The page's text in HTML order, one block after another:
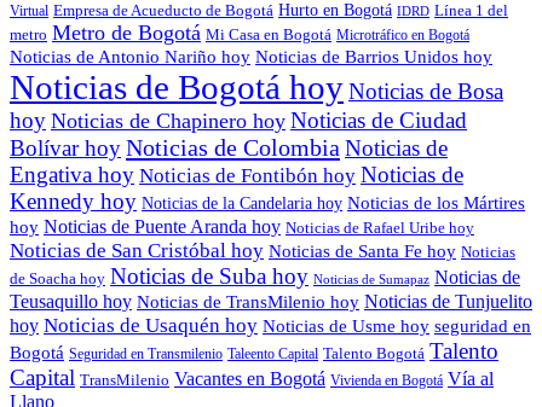
Virtual Empresa de Acueducto de Bogotá Hurto en Bogotá IDRD Línea 1 del
metro Metro de Bogotá Mi Casa en Bogotá Microtráfico en Bogotá
Noticias de Antonio Nariño hoy Noticias de Barrios Unidos hoy
Noticias de Bogotá hoyNoticias de Bosa
hoy Noticias de Chapinero hoy Noticias de Ciudad
Bolívar hoyNoticias de Colombia Noticias de
Engativa hoy Noticias de Fontibón hoy Noticias de
Kennedy hoy Noticias de la Candelaria hoy Noticias de los Mártires
hoy Noticias de Puente Aranda hoy Noticias de Rafael Uribe hoy
Noticias de San Cristóbal hoy Noticias de Santa Fe hoy Noticias
de Soacha hoy Noticias de Suba hoy Noticias de Sumapaz Noticias de
Teusaquillo hoy Noticias de TransMilenio hoy Noticias de Tunjuelito
hoy Noticias de Usaquén hoy Noticias de Usme hoy seguridad en
Bogotá Seguridad en Transmilenio Taleento Capital Talento Bogotá Talento
Capital TransMilenio Vacantes en Bogotá Vivienda en Bogotá Vía al
Llano